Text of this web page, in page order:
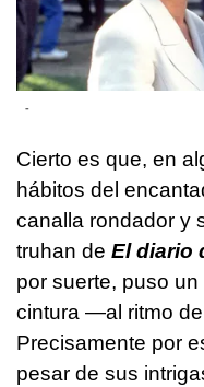
-
Cierto es que, en
hábitos del
canalla rondador y
truhan de El diario
por suerte, puso un
cintura —al ritmo de
Precisamente por
pesar de sus